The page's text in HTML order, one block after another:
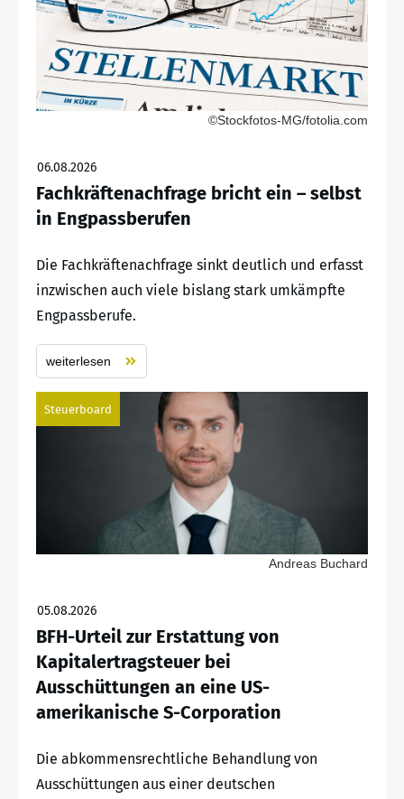
©Stockfotos-MG/fotolia.com
06.08.2026
Fachkräftenachfrage bricht ein – selbst
in Engpassberufen
Die Fachkräftenachfrage sinkt deutlich und erfasst
inzwischen auch viele bislang stark umkämpfte
Engpassberufe.
weiterlesen
Steuerboard
Andreas Buchard
05.08.2026
BFH-Urteil zur Erstattung von
Kapitalertragsteuer bei
Ausschüttungen an eine US-
amerikanische S-Corporation
Die abkommensrechtliche Behandlung von
Ausschüttungen aus einer deutschen